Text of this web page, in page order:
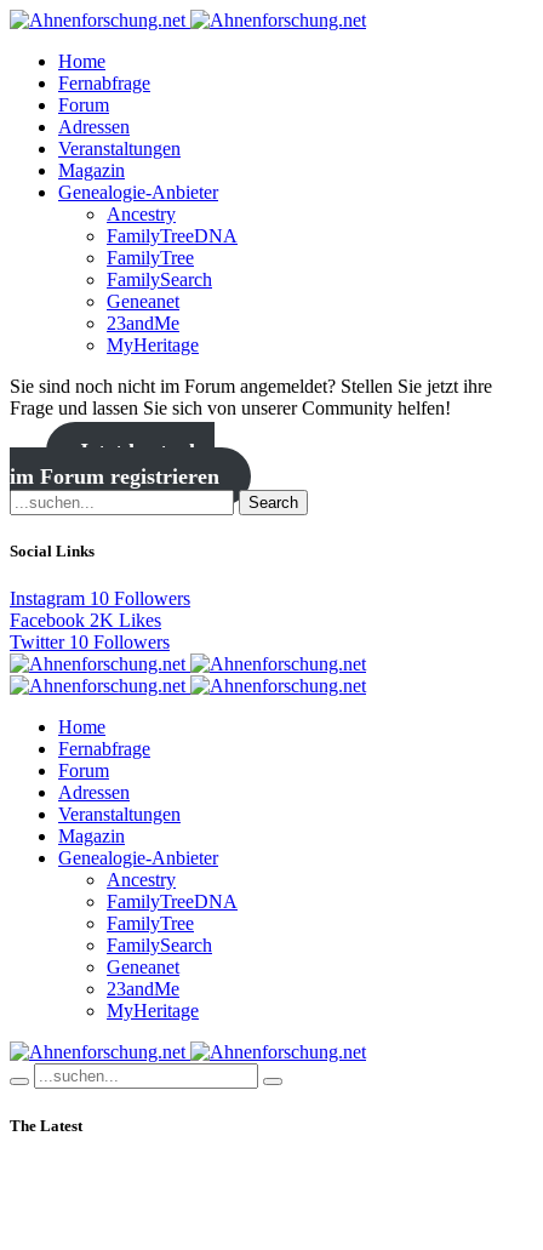
Home
Fernabfrage
Forum
Adressen
Veranstaltungen
Magazin
Genealogie-Anbieter
Ancestry
FamilyTreeDNA
FamilyTree
FamilySearch
Geneanet
23andMe
MyHeritage
Sie sind noch nicht im Forum angemeldet? Stellen Sie jetzt ihre
Frage und lassen Sie sich von unserer Community helfen!
Jetzt kostenlos
im Forum registrieren
Search
Social Links
Instagram 10 Followers
Facebook 2K Likes
Twitter 10 Followers
Home
Fernabfrage
Forum
Adressen
Veranstaltungen
Magazin
Genealogie-Anbieter
Ancestry
FamilyTreeDNA
FamilyTree
FamilySearch
Geneanet
23andMe
MyHeritage
The Latest